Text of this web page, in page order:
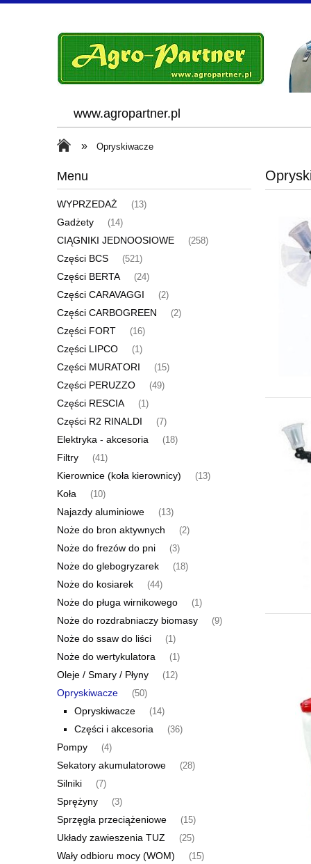
www.agropartner.pl
» Opryskiwacze
Menu
WYPRZEDAŻ (13)
Gadżety (14)
CIĄGNIKI JEDNOOSIOWE (258)
Części BCS (521)
Części BERTA (24)
Części CARAVAGGI (2)
Części CARBOGREEN (2)
Części FORT (16)
Części LIPCO (1)
Części MURATORI (15)
Części PERUZZO (49)
Części RESCIA (1)
Części R2 RINALDI (7)
Elektryka - akcesoria (18)
Filtry (41)
Kierownice (koła kierownicy) (13)
Koła (10)
Najazdy aluminiowe (13)
Noże do bron aktywnych (2)
Noże do frezów do pni (3)
Noże do glebogryzarek (18)
Noże do kosiarek (44)
Noże do pługa wirnikowego (1)
Noże do rozdrabniaczy biomasy (9)
Noże do ssaw do liści (1)
Noże do wertykulatora (1)
Oleje / Smary / Płyny (12)
Opryskiwacze (50)
Opryskiwacze (14)
Części i akcesoria (36)
Pompy (4)
Sekatory akumulatorowe (28)
Silniki (7)
Sprężyny (3)
Sprzęgła przeciążeniowe (15)
Układy zawieszenia TUZ (25)
Wały odbioru mocy (WOM) (15)